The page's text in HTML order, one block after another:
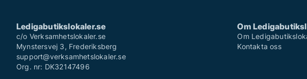
Ledigabutikslokaler.se
c/o Verksamhetslokaler.se
Mynstersvej 3, Frederiksberg
support@verksamhetslokaler.se
Org. nr: DK32147496
Om
Om
Kontakta oss